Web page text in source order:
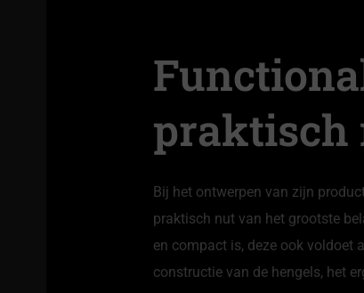
praktisch
Bij het ontwerpen van zijn
praktisch nut van het grootste
en compact is, deze ook voldoet
constructie van de hengels, het